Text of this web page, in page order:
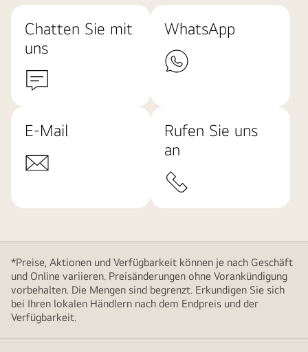
Chatten Sie mit
uns
WhatsApp
E-Mail
Rufen Sie uns
an
*Preise, Aktionen und Verfügbarkeit können je nach Geschäft
und Online variieren. Preisänderungen ohne Vorankündigung
vorbehalten. Die Mengen sind begrenzt. Erkundigen Sie sich
bei Ihren lokalen Händlern nach dem Endpreis und der
Verfügbarkeit.